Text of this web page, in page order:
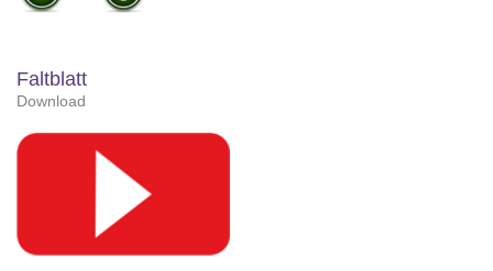
Faltblatt
Download